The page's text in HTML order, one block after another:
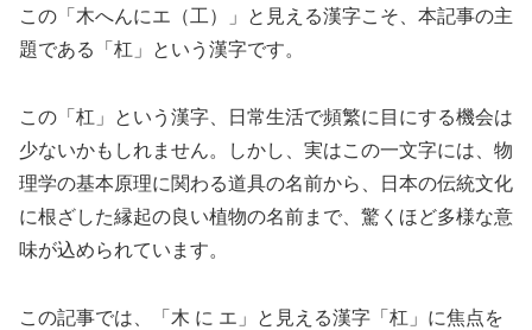
この「木へんにエ（工）」と見える漢字こそ、本記事の主
題である「杠」という漢字です。
この「杠」という漢字、日常生活で頻繁に目にする機会は
少ないかもしれません。しかし、実はこの一文字には、物
理学の基本原理に関わる道具の名前から、日本の伝統文化
に根ざした縁起の良い植物の名前まで、驚くほど多様な意
味が込められています。
この記事では、「木 に エ」と見える漢字「杠」に焦点を